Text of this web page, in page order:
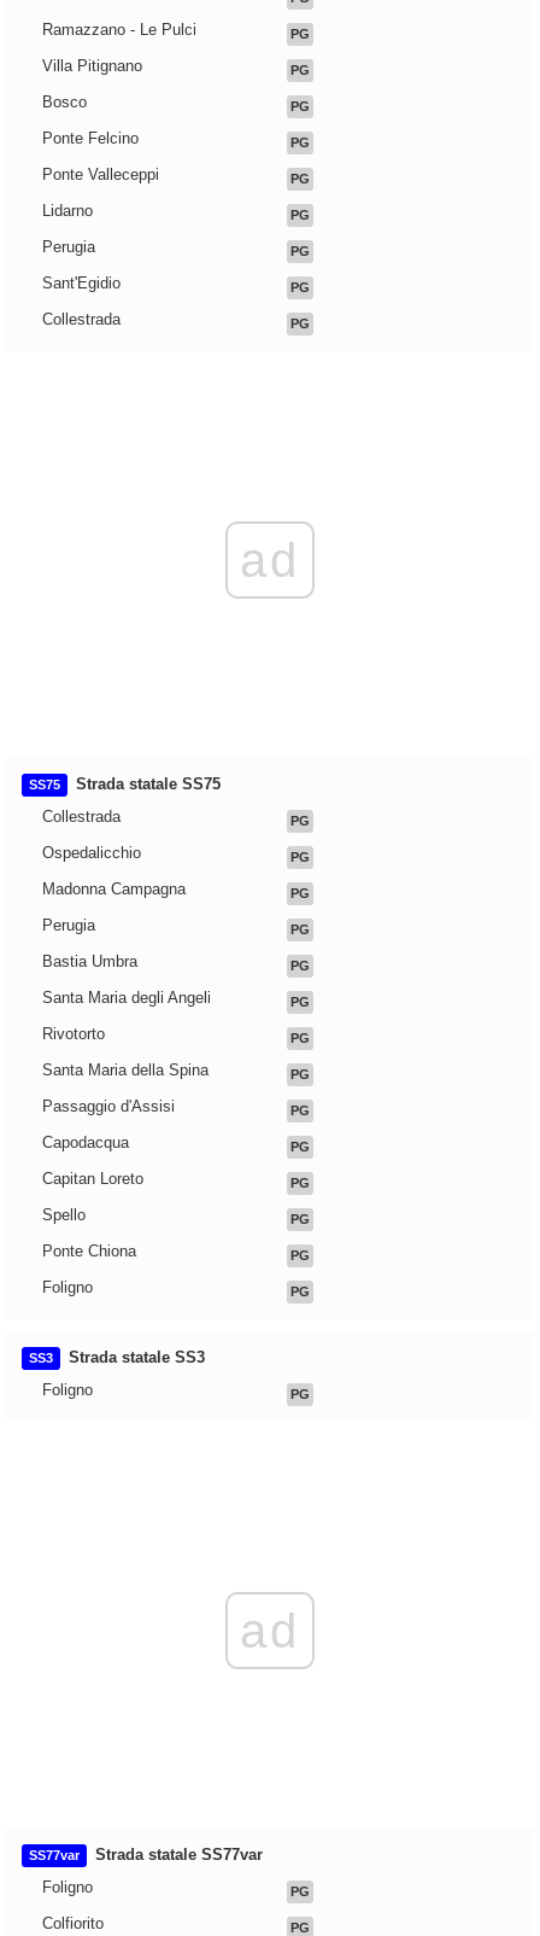
Ramazzano - Le Pulci PG
Villa Pitignano PG
Bosco PG
Ponte Felcino PG
Ponte Valleceppi PG
Lidarno PG
Perugia PG
Sant'Egidio PG
Collestrada PG
ad
SS75
Strada statale SS75
Collestrada
PG
Ospedalicchio PG
Madonna Campagna PG
Perugia PG
Bastia Umbra PG
Santa Maria degli Angeli PG
Rivotorto PG
Santa Maria della Spina PG
Passaggio d'Assisi PG
Capodacqua PG
Capitan Loreto PG
Spello PG
Ponte Chiona PG
Foligno PG
SS3
Strada statale SS3
Foligno
PG
ad
SS77var
Strada statale SS77var
Foligno
PG
Colfiorito PG